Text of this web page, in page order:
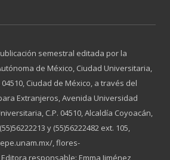
semestral editada por la
de México, Ciudad Universitaria,
Ciudad de México, a través del
Extranjeros, Avenida Universidad
C.P. 04510, Alcaldía Coyoacán,
y (55)56222482 ext. 105,
, flores-
responsable: Emma Jiménez